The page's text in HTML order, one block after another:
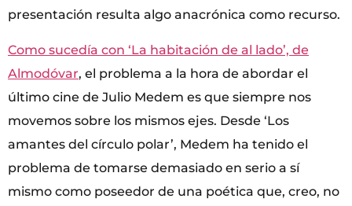
presentación resulta algo anacrónica como recurso.
Como sucedía con ‘La habitación de al lado’, de
Almodóvar, el problema a la hora de abordar el
último cine de Julio Medem es que siempre nos
movemos sobre los mismos ejes. Desde ‘Los
amantes del círculo polar’, Medem ha tenido el
problema de tomarse demasiado en serio a sí
mismo como poseedor de una poética que, creo, no